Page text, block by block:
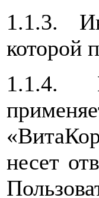
1.1.3.
которой
1.1.4.
несет